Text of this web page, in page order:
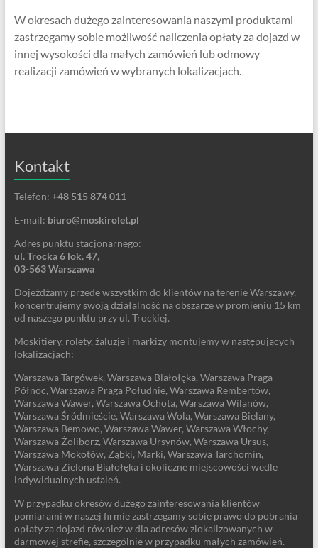
W okresach dużego zainteresowania naszymi produktami
zastrzegamy sobie możliwość naliczenia opłaty za dojazd w
innej wysokości dla małych zamówień lub odmowy
realizacji zamówień w wybranych lokalizacjach.
Kontakt
Telefon: +48 515 874 011
E-mail: biuro@moskirolet.pl
Adres punktu stacjonarnego:
ul. Trocka 6 lok. 47,
03-563 Warszawa
Dojeżdżamy przede wszystkim do klientów na terenie Warszawy,
koncentrujemy swoją działalność na obszarze w promieniu 15 km
od naszego punktu przy ul. Trockiej.
Moskitiery, rolety, żaluzje i markizy montujemy w następujących
lokalizacjach:
Warszawa Targówek, Warszawa Białołęka, Warszawa Praga
Północ, Warszawa Praga Południe, Warszawa Rembertów,
Warszawa Wawer, Warszawa Ochota, Warszawa Wilanów,
Warszawa Śródmieście, Warszawa Wola, Warszawa Bielany,
Warszawa Bemowo, Warszawa Wawer, Warszawa Włochy,
Warszawa Żoliborz, Warszawa Ursynów, Warszawa Ursus,
Warszawa Mokotów, Ząbki, Marki, Warszawa Tarchomin,
Warszawa Zielona Białołęka i okoliczne miejscowości wedle
indywidualnych ustaleń.
W przypadku okresów dużego zainteresowania klientów
pomiarami w naszej firmie zastrzegamy sobie prawo do pobrania
opłaty za dojazd również w dla adresów zlokalizowanych w
darmowej strefie, szczególnie w przypadku małych zamówień.